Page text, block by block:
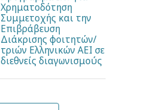
Χρηματοδότηση
Συμμετοχής και την
Επιβράβευση
Διάκρισης φοιτητών/
τριών Ελληνικών ΑΕΙ σε
διεθνείς διαγωνισμούς